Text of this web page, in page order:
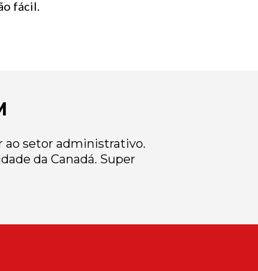
fácil.
setor administrativo.
da Canadá. Super